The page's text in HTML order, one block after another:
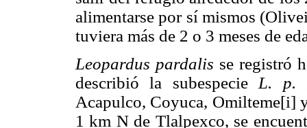
alimentarse por sí mismos
tuviera más de 2 o 3 meses de
Leopardus pardalis se registró
describió la subespecie L. p.
Acapulco, Coyuca, Omilteme[i]
1 km N de Tlalpexco, se